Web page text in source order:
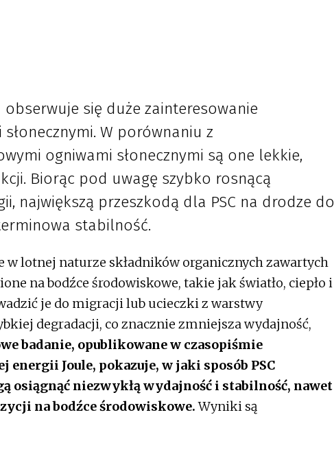
się duże zainteresowanie
W porównaniu z
ogniwami słonecznymi są one lekkie,
Biorąc pod uwagę szybko rosnącą
największą przeszkodą dla PSC na drodze do
stabilność.
w lotnej naturze składników organicznych zawartych
na bodźce środowiskowe, takie jak światło, ciepło i
je do migracji lub ucieczki z warstwy
degradacji, co znacznie zmniejsza wydajność,
badanie, opublikowane w czasopiśmie
Joule, pokazuje, w jaki sposób PSC
osiągnąć niezwykłą wydajność i stabilność, nawet
na bodźce środowiskowe.Wyniki są